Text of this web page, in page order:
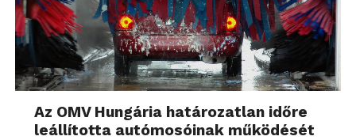
Az OMV Hungária határozatlan időre
leállította autómosóinak működését